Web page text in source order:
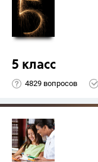
5 класс
4829 вопросов